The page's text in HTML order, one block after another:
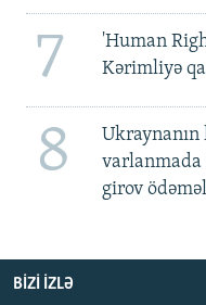
7
'Human
Kərimliyə
8
girov
BIZI IZLƏ